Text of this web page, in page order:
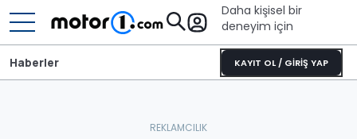
Daha kişisel bir
deneyim için
KAYIT OL / GİRİŞ YAP
Haberler